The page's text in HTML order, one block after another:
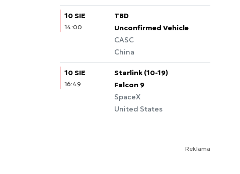
10 SIE
14:00
TBD
Unconfirmed Vehicle
CASC
China
10 SIE
16:49
Starlink (10-19)
Falcon 9
SpaceX
United States
Reklama